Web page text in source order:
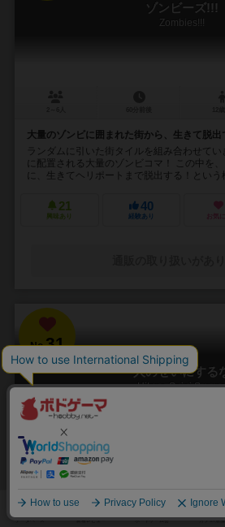
ゾンビーズ!!!
Zombies!!!
大量のゾンビに囲まれた街から、生きて脱
ランダムに引いた街タイルを組み合わせてい
に配置される大量のゾンビコマ！ この中を
に、生きてヘリポートまで脱出する！という
21
興味あり
40
経験あり お気
No.31
人のせいにする
Hitono Seini
3～5人
責任をなすりつけろ！
「お前がやったんだろ！！」 やった覚えの